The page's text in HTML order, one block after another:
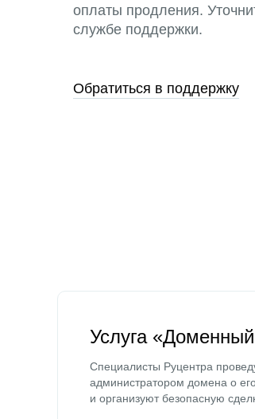
оплаты продления.
службе поддержки.
Обратиться в поддержку
Услуга
Специалисты Руцентра
администратором домена о
и организуют безопасную